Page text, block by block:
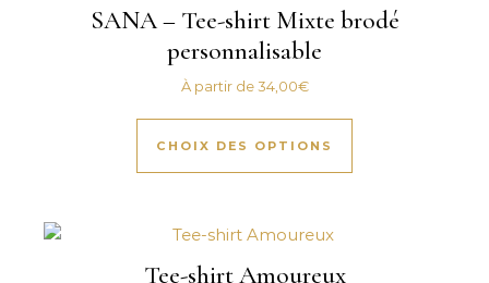
SANA – Tee-shirt Mixte brodé
personnalisable
À partir de34,00€
CHOIX DES OPTIONS
Ce produit a
Tee-shirt Amoureux